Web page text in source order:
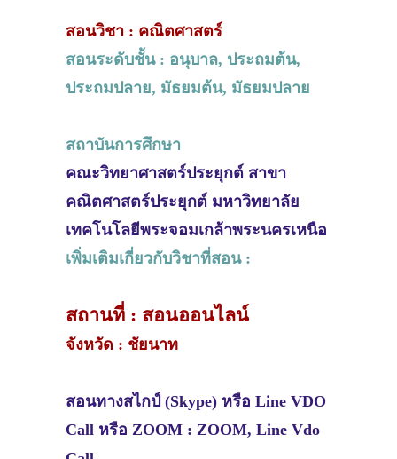
สอนวิชา : คณิตศาสตร์
สอนระดับชั้น : อนุบาล, ประถมต้น,
ประถมปลาย, มัธยมต้น, มัธยมปลาย
สถาบันการศึกษา
คณะวิทยาศาสตร์ประยุกต์ สาขา
คณิตศาสตร์ประยุกต์ มหาวิทยาลัย
เทคโนโลยีพระจอมเกล้าพระนครเหนือ
เพิ่มเติมเกี่ยวกับวิชาที่สอน :
สถานที่ : สอนออนไลน์
จังหวัด : ชัยนาท
สอนทางสไกป์ (Skype) หรือ Line VDO
Call หรือ ZOOM : ZOOM, Line Vdo